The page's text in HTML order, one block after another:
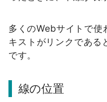
多くのWebサイトで使
キストがリンクである
です。
線の位置